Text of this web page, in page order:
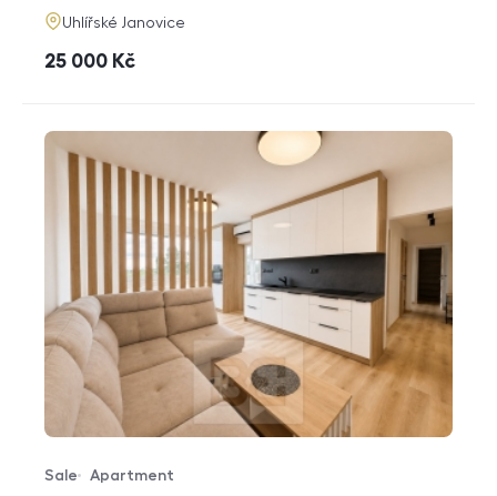
adresa
Uhlířské Janovice
cena
25 000 Kč
Offer type
Sale
Property type
Apartment